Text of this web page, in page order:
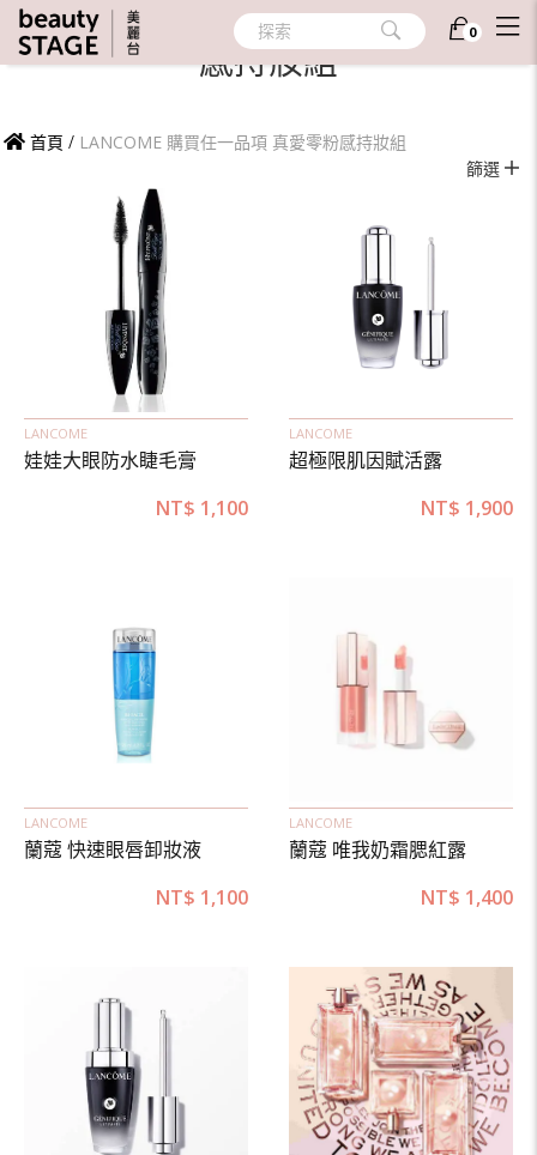
探索 0
LANCOME 購買任一品項 真愛零粉
感持妝組
首頁 / LANCOME 購買任一品項 真愛零粉感持妝組
篩選
LANCOME
娃娃大眼防水睫毛膏
NT$ 1,100
LANCOME
超極限肌因賦活露
NT$ 1,900
LANCOME
蘭蔻 快速眼唇卸妝液
NT$ 1,100
LANCOME
蘭蔻 唯我奶霜腮紅露
NT$ 1,400